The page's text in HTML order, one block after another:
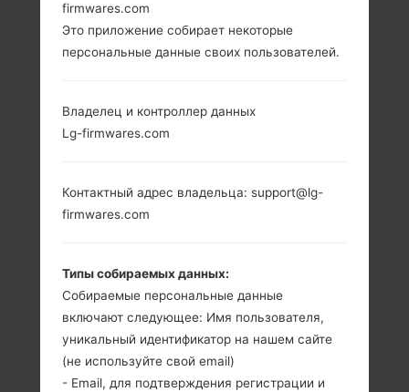
СЕРИИ LG OPTIMUS
HUB
3.5 in (~52.9%
соотношение
экрана к телу)
плотность
пикселей на
дюйм)
800 MHz ARM V6
Qualcomm
firmwares.com
Это приложение собирает некоторые
персональные данные своих пользователей.
Владелец и контроллер данных
Lg-firmwares.com
Контактный адрес владельца: support@lg-
firmwares.com
Типы собираемых данных:
Собираемые персональные данные
включают следующее: Имя пользователя,
уникальный идентификатор на нашем сайте
(не используйте свой email)
- Email, для подтверждения регистрации и